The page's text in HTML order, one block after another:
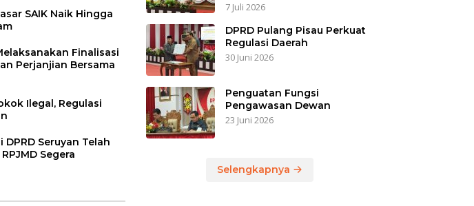
SAIK Naik Hingga
Finalisasi
Perjanjian Bersama
Ilegal, Regulasi
Seruyan Telah
Segera
7 Juli 2026
DPRD Pulang Pisau Perkuat
Regulasi Daerah
30 Juni 2026
Penguatan Fungsi
Pengawasan Dewan
23 Juni 2026
Selengkapnya